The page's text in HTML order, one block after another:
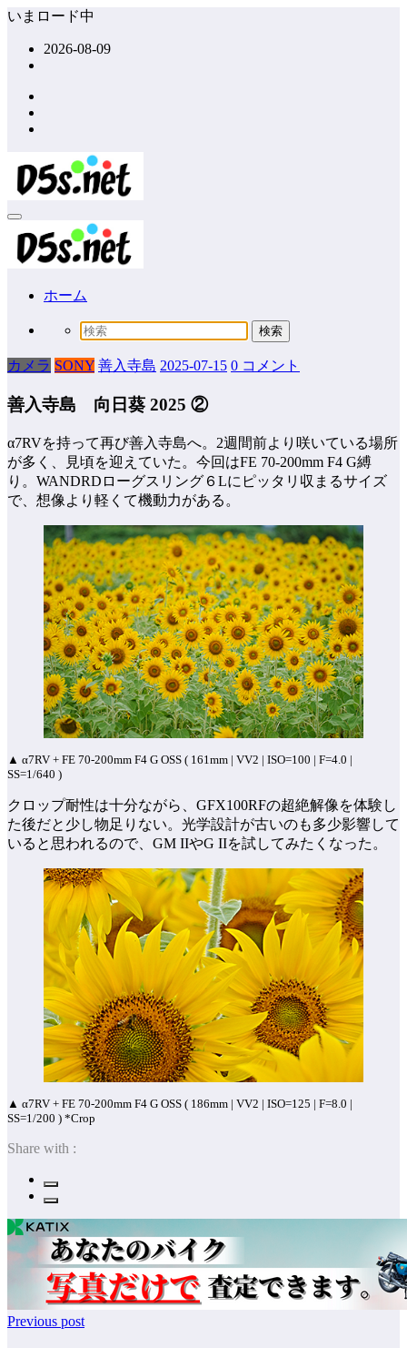
コ
ッ
プ
いまロード中
2026-08-09
ホーム
カメラ SONY 善入寺島 2025-07-15 0 コメント
善入寺島 向日葵 2025 ②
α7RVを持って再び善入寺島へ。2週間前より咲いている場所
が多く、見頃を迎えていた。今回はFE 70-200mm F4 G縛
り。WANDRDローグスリング６Lにピッタリ収まるサイズ
で、想像より軽くて機動力がある。
▲ α7RV + FE 70-200mm F4 G OSS ( 161mm | VV2 | ISO=100 | F=4.0 |
SS=1/640 )
クロップ耐性は十分ながら、GFX100RFの超絶解像を体験し
た後だと少し物足りない。光学設計が古いのも多少影響して
いると思われるので、GM IIやG IIを試してみたくなった。
▲ α7RV + FE 70-200mm F4 G OSS ( 186mm | VV2 | ISO=125 | F=8.0 |
SS=1/200 ) *Crop
Share with :
Previous post